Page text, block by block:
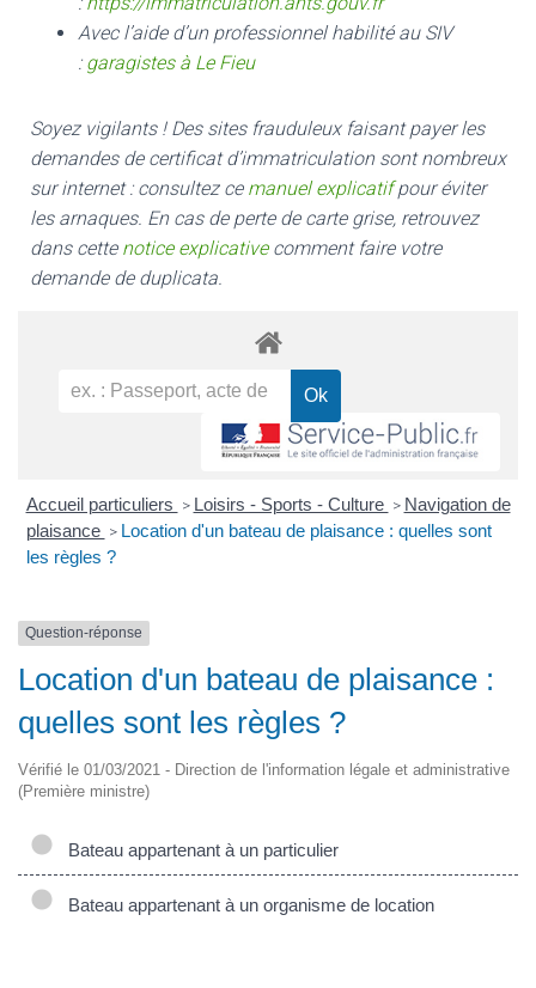
Avec l’aide d’un professionnel habilité au SIV
: garagistes à Le Fieu
Soyez vigilants ! Des sites frauduleux faisant payer les
demandes de certificat d’immatriculation sont nombreux
sur internet : consultez ce manuel explicatifpour éviter
les arnaques. En cas de perte de carte grise, retrouvez
dans cette notice explicativecomment faire votre
demande de duplicata.
Accueil particuliers > Loisirs - Sports - Culture > Navigation de
plaisance > Location d'un bateau de plaisance : quelles sont
les règles ?
Question-réponse
Location d'un bateau de plaisance :
quelles sont les règles ?
Vérifié le 01/03/2021 - Direction de l'information légale et administrative
(Première ministre)
Bateau appartenant à un particulier
Bateau appartenant à un organisme de location